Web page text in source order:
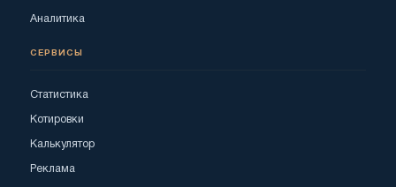
Аналитика
СЕРВИСЫ
Статистика
Котировки
Калькулятор
Реклама